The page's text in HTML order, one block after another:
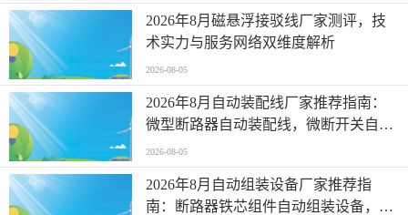
2026年8月磁悬浮接驳线厂家测评，技
术实力与服务网络双维度解析
2026-08-05
2026年8月自动装配线厂家推荐指南：
微型断路器自动装配线，微断开关自动
装配线，一体化自动装配产线，小型自
动装配线公司优选！
2026-08-05
2026年8月自动组装设备厂家推荐指
南：断路器铁芯组件自动组装设备，五